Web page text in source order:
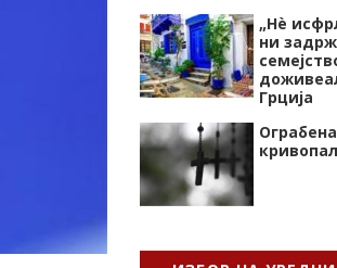
„Нѐ
ни
Грција